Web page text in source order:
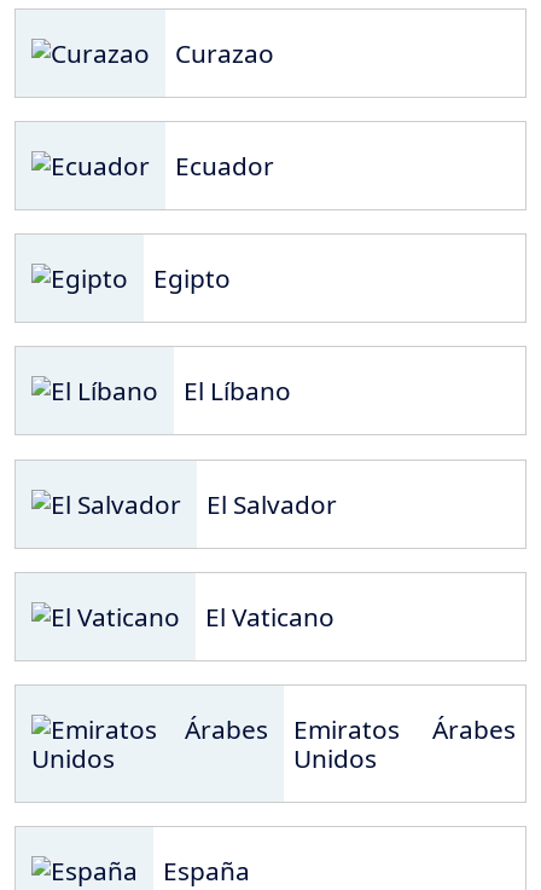
Curazao
Ecuador
Egipto
El Líbano
El Salvador
El Vaticano
Emiratos Árabes
Unidos
España